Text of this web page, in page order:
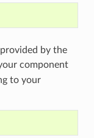
by the
component
to your